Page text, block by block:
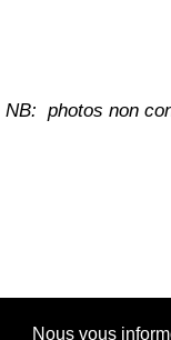
Nous vous
NB: photos non